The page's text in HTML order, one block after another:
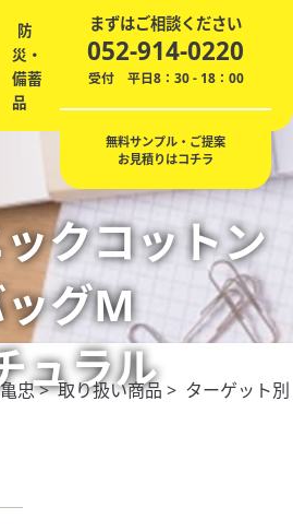
防
災・
備蓄
品
ィ
記
念
贈
答
品
エ
ネ
の
ご
提
案
社
概
まずはご相談ください
052-914-0220
受付 平日8：30 - 18：00
無料サンプル・ご提案
お見積りはコチラ
クコットン
グM
ュラル
忠>取り扱い商品 > ターゲット別